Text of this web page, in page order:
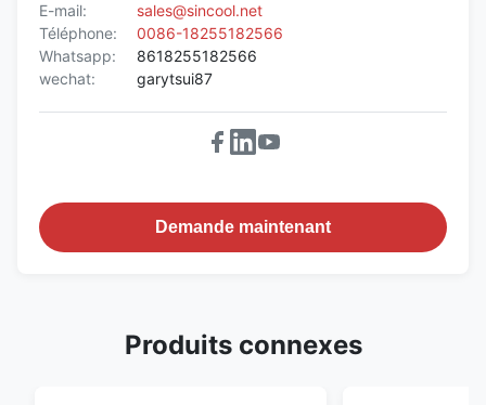
E-mail:
sales@sincool.net
Téléphone:
0086-18255182566
Whatsapp:
8618255182566
wechat:
garytsui87
Demande maintenant
Produits connexes